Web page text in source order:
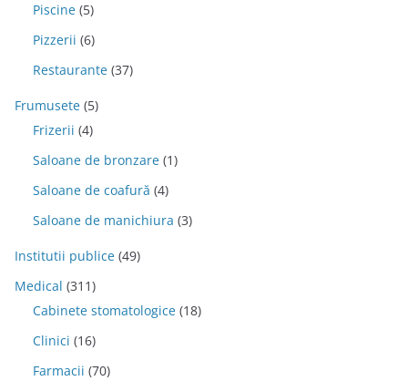
Piscine (5)
Pizzerii (6)
Restaurante (37)
Frumusete (5)
Frizerii (4)
Saloane de bronzare (1)
Saloane de coafură (4)
Saloane de manichiura (3)
Institutii publice (49)
Medical (311)
Cabinete stomatologice (18)
Clinici (16)
Farmacii (70)